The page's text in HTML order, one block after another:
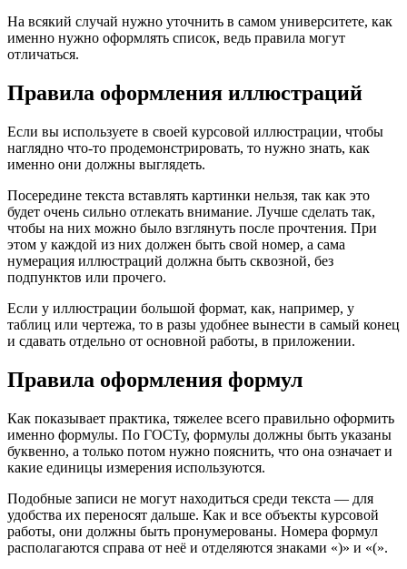
На всякий случай нужно уточнить в самом университете, как
именно нужно оформлять список, ведь правила могут
отличаться.
Правила оформления иллюстраций
Если вы используете в своей курсовой иллюстрации, чтобы
наглядно что-то продемонстрировать, то нужно знать, как
именно они должны выглядеть.
Посередине текста вставлять картинки нельзя, так как это
будет очень сильно отлекать внимание. Лучше сделать так,
чтобы на них можно было взглянуть после прочтения. При
этом у каждой из них должен быть свой номер, а сама
нумерация иллюстраций должна быть сквозной, без
подпунктов или прочего.
Если у иллюстрации большой формат, как, например, у
таблиц или чертежа, то в разы удобнее вынести в самый конец
и сдавать отдельно от основной работы, в приложении.
Правила оформления формул
Как показывает практика, тяжелее всего правильно оформить
именно формулы. По ГОСТу, формулы должны быть указаны
буквенно, а только потом нужно пояснить, что она означает и
какие единицы измерения используются.
Подобные записи не могут находиться среди текста — для
удобства их переносят дальше. Как и все объекты курсовой
работы, они должны быть пронумерованы. Номера формул
располагаются справа от неё и отделяются знаками «)» и «(».